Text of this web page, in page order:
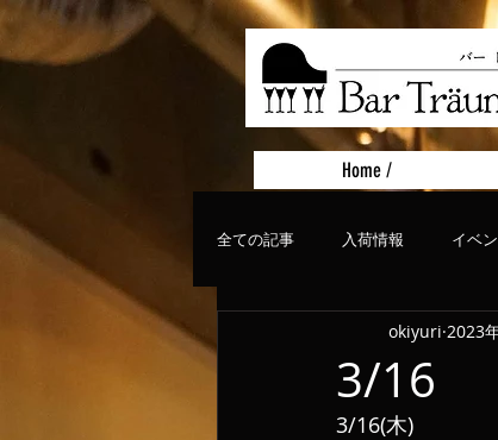
Home /
全ての記事 入荷情報 イベ
ライブ、
3/16
okiyuri 2023
3/16(木)